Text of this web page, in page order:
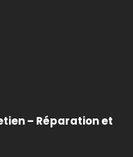
– Réparation et